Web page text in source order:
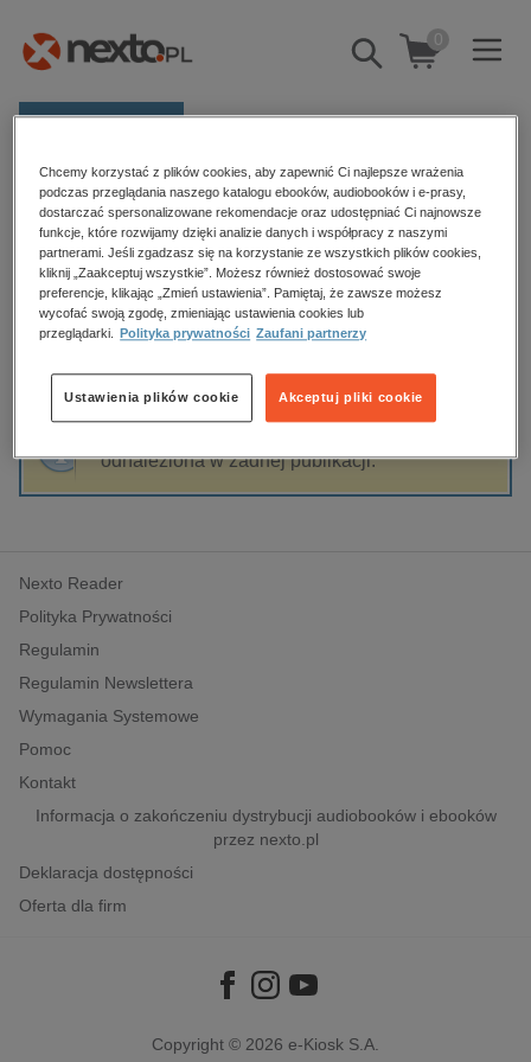
Pokaż/schowaj
wyszukiwarkę
0
Kategorie
Zobacz wszystkie E-prasa
budownictwo, aranżacja wnętrz
biznesowe, branżowe, gospodarka
dzienniki
edukacja
hobby, sport, rozrywka
komputery, internet, technologie, informatyka
polityka, społeczno-informacyjne
psychologiczne
inne
popularno-naukowe
historia
Strona główna Bona Giovanni
Bona Giovanni
Sortowanie Filtrowanie
odnaleziona w żadnej publikacji.
Nexto Reader
Polityka Prywatności
Regulamin
Regulamin Newslettera
Wymagania Systemowe
Pomoc
Kontakt
Informacja o zakończeniu dystrybucji audiobooków i ebooków
przez nexto.pl
Deklaracja dostępności
Oferta dla firm
Copyright © 2026 e-Kiosk S.A.
Chcemy korzystać z plików cookies, aby zapewnić Ci najlepsze wrażenia
podczas przeglądania naszego katalogu ebooków, audiobooków i e-prasy,
dostarczać spersonalizowane rekomendacje oraz udostępniać Ci najnowsze
funkcje, które rozwijamy dzięki analizie danych i współpracy z naszymi
partnerami. Jeśli zgadzasz się na korzystanie ze wszystkich plików cookies,
kliknij „Zaakceptuj wszystkie”. Możesz również dostosować swoje
preferencje, klikając „Zmień ustawienia”. Pamiętaj, że zawsze możesz
wycofać swoją zgodę, zmieniając ustawienia cookies lub
przeglądarki.
Polityka prywatności Zaufani partnerzy
Akceptuj pliki cookie
Ustawienia plików cookie